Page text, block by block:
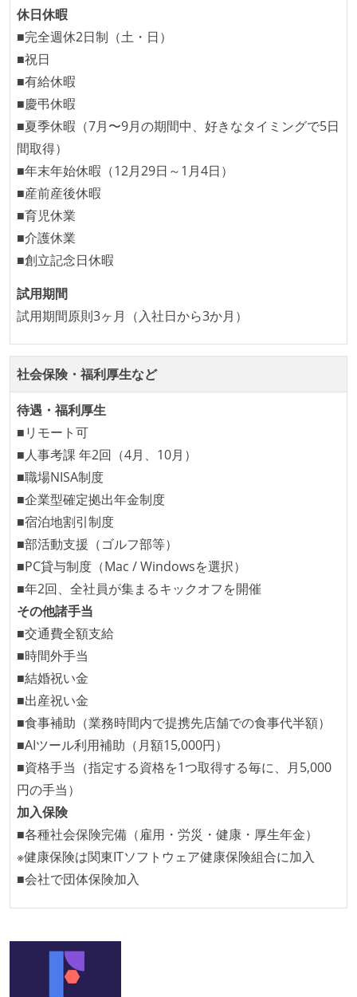
休日休暇
■完全週休2日制（土・日）
■祝日
■有給休暇
■慶弔休暇
■夏季休暇（7月〜9月の期間中、好きなタイミングで5日
間取得）
■年末年始休暇（12月29日～1月4日）
■産前産後休暇
■育児休業
■介護休業
■創立記念日休暇
試用期間
試用期間原則3ヶ月（入社日から3か月）
社会保険・福利厚生など
待遇・福利厚生
■リモート可
■人事考課 年2回（4月、10月）
■職場NISA制度
■企業型確定拠出年金制度
■宿泊地割引制度
■部活動支援（ゴルフ部等）
■PC貸与制度（Mac / Windowsを選択）
■年2回、全社員が集まるキックオフを開催
その他諸手当
■交通費全額支給
■時間外手当
■結婚祝い金
■出産祝い金
■食事補助（業務時間内で提携先店舗での食事代半額）
■AIツール利用補助（月額15,000円）
■資格手当（指定する資格を1つ取得する毎に、月5,000
円の手当）
加入保険
■各種社会保険完備（雇用・労災・健康・厚生年金）
※健康保険は関東ITソフトウェア健康保険組合に加入
■会社で団体保険加入